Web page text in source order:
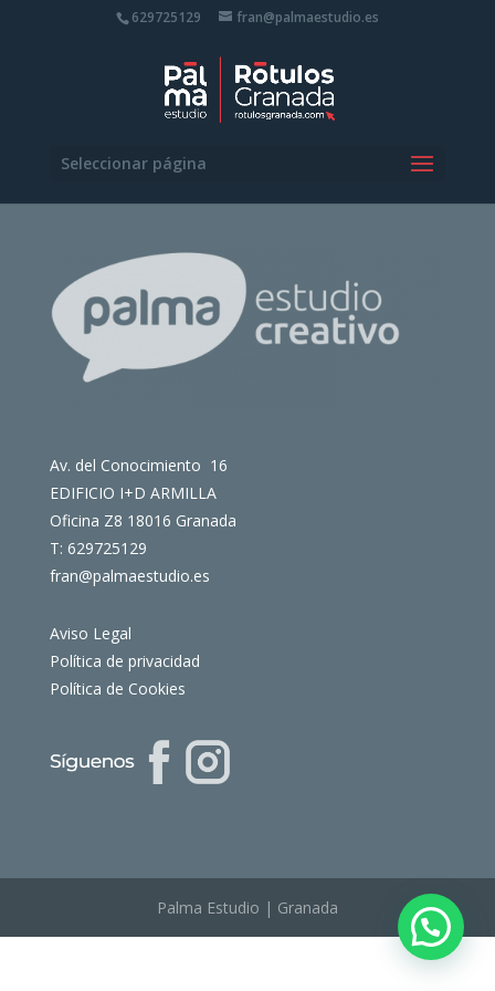
629725129 fran@palmaestudio.es
Seleccionar página
Av. del Conocimiento 16
EDIFICIO I+D ARMILLA
Oficina Z8 18016 Granada
T: 629725129
fran@palmaestudio.es
Aviso Legal
Política de privacidad
Política de Cookies
Palma Estudio | Granada